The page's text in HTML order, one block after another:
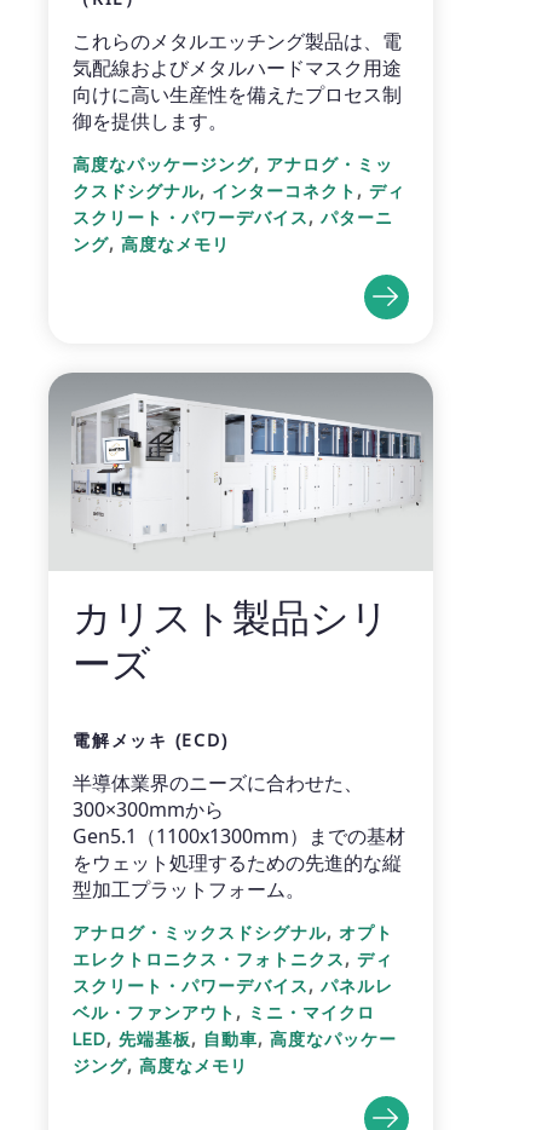
これらのメタルエッチング製品は、電
気配線およびメタルハードマスク用途
向けに高い生産性を備えたプロセス制
御を提供します。
高度なパッケージング, アナログ・ミッ
クスドシグナル, インターコネクト , ディ
スクリート・パワーデバイス, パターニ
ング, 高度なメモリ
カリスト製品シリ
ーズ
電解メッキ (ECD)
半導体業界のニーズに合わせた、
300×300mmから
Gen5.1（1100x1300mm）までの基材
をウェット処理するための先進的な縦
型加工プラットフォーム。
アナログ・ミックスドシグナル, オプト
エレクトロニクス・フォトニクス, ディ
スクリート・パワーデバイス, パネルレ
ベル・ファンアウト ,
ミニ・マイクロ
LED, 先端基板, 自動車, 高度なパッケー
ジング, 高度なメモリ